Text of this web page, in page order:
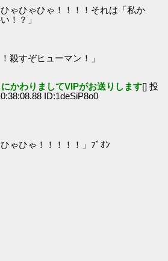
ゃひゃひゃ！！！！それは「私か
！？」
殺すぞヒューマン！」
かわりましてVIPがお送りします[] 投
ID:1deSiP8o0
ゃひゃ！！！！！」ﾌﾞｵﾝ